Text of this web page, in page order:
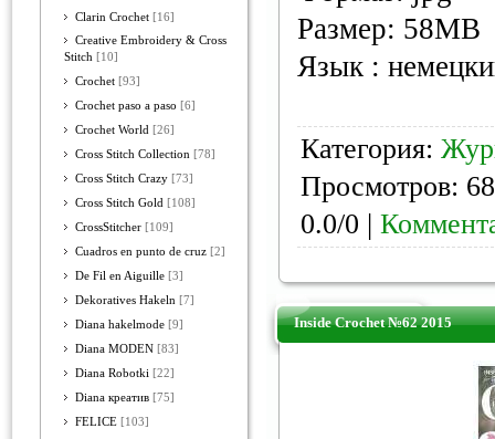
Clarin Crochet [16]
Creative Embroidery & Cross
Stitch [10]
Crochet [93]
Crochet paso a paso [6]
Crochet World [26]
Cross Stitch Collection [78]
Cross Stitch Crazy [73]
Cross Stitch Gold [108]
CrossStitcher [109]
Cuadros en punto de cruz [2]
De Fil en Aiguille [3]
Dekoratives Hakeln [7]
Diana hakelmode [9]
Diana MODEN [83]
Diana Robotki [22]
Diana креатив [75]
FELICE [103]
Размер: 58MB
Язык :
Категория:
Просмотров:
0.0/0 |
Inside Crochet №62 2015